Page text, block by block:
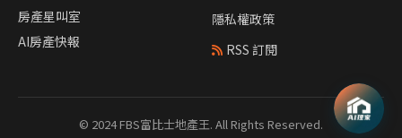
房產星叫室
AI房產快報
隱私權政策
RSS 訂閱
© 2024 FBS富比士地產王. All Rights Reserved.